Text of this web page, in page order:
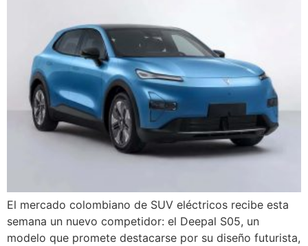
El mercado colombiano de SUV eléctricos recibe esta
semana un nuevo competidor: el Deepal S05, un
modelo que promete destacarse por su diseño futurista,